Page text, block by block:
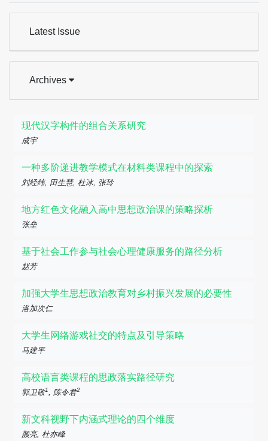
Latest Issue
Archives
现代汉字构件的组合关系研究
成宇
一种多阶递进教学模式在材料类课程中的探索
刘经纬, 田生慧, 杜冰, 张玲
地方红色文化融入高中思想政治课的策略探析
张垒
基于社会工作参与社会心理健康服务的路径分析
赵芳
加强大学生思想政治教育对乡村振兴发展的必要性
洛加次仁
大学生网络游戏社交的特点及引导策略
马建平
高校语言类课程的思政落实路径研究
郭卫敬1, 陈令君2
新文科视野下内涵式理论的四个维度
颜亮, 杜亦峰